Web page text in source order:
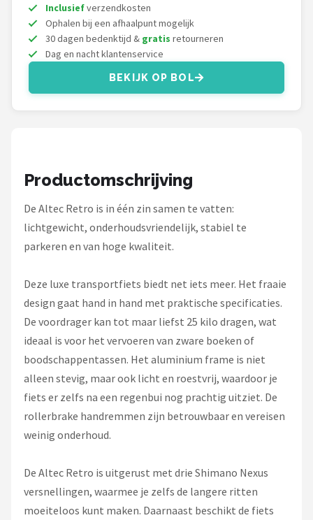
AXA
New Looxs
BBB Cycling
Cortina
Inclusiefverzendkosten
Ophalen bij een afhaalpunt mogelijk
30 dagen bedenktijd & gratis retourneren
Dag en nacht klantenservice
BEKIJK OP BOL
Productomschrijving
De Altec Retro is in één zin samen te vatten:
lichtgewicht, onderhoudsvriendelijk, stabiel te
parkeren en van hoge kwaliteit.
Deze luxe transportfiets biedt net iets meer. Het fraaie
design gaat hand in hand met praktische specificaties.
De voordrager kan tot maar liefst 25 kilo dragen, wat
ideaal is voor het vervoeren van zware boeken of
boodschappentassen. Het aluminium frame is niet
alleen stevig, maar ook licht en roestvrij, waardoor je
fiets er zelfs na een regenbui nog prachtig uitziet. De
rollerbrake handremmen zijn betrouwbaar en vereisen
weinig onderhoud.
De Altec Retro is uitgerust met drie Shimano Nexus
versnellingen, waarmee je zelfs de langere ritten
moeiteloos kunt maken. Daarnaast beschikt de fiets